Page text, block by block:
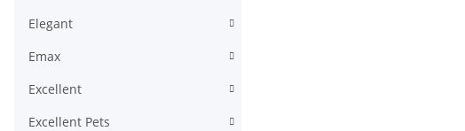
Elegant
Emax
Excellent
Excellent Pets